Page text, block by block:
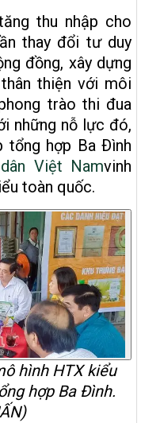
thu nhập cho
thay đổi tư duy
đồng, xây dựng
thiện với môi
trào thi đua
những nỗ lực đó,
tổng hợp Ba Ðình
Việt Namvinh
toàn quốc.
hình HTX kiểu
hợp Ba Đình.